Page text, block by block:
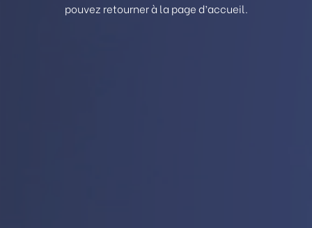
pouvez retourner à la page d’accueil.